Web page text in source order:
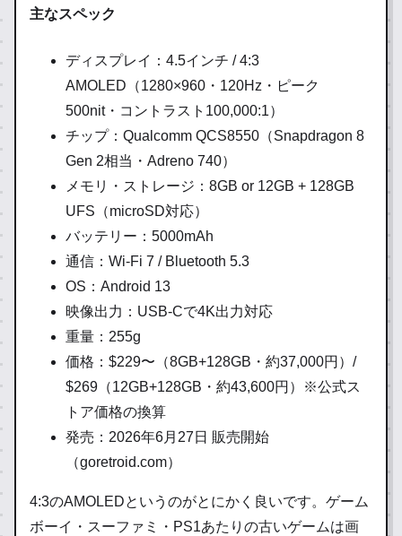
主なスペック
ディスプレイ：4.5インチ / 4:3
AMOLED（1280×960・120Hz・ピーク
500nit・コントラスト100,000:1）
チップ：Qualcomm QCS8550（Snapdragon 8
Gen 2相当・Adreno 740）
メモリ・ストレージ：8GB or 12GB + 128GB
UFS（microSD対応）
バッテリー：5000mAh
通信：Wi-Fi 7 / Bluetooth 5.3
OS：Android 13
映像出力：USB-Cで4K出力対応
重量：255g
価格：$229〜（8GB+128GB・約37,000円）/
$269（12GB+128GB・約43,600円）※公式ス
トア価格の換算
発売：2026年6月27日 販売開始
（goretroid.com）
4:3のAMOLEDというのがとにかく良いです。ゲーム
ボーイ・スーファミ・PS1あたりの古いゲームは画